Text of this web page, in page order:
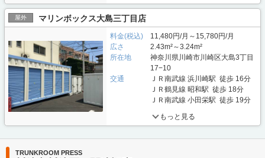
屋外 マリンボックス大島三丁目店
料金(税込)
11,480円/月～15,780円/月
広さ
2.43m²～3.24m²
所在地
神奈川県川崎市川崎区大島3丁目
17−10
交通
ＪＲ南武線 浜川崎駅 徒歩 16分
ＪＲ鶴見線 昭和駅 徒歩 18分
ＪＲ南武線 小田栄駅 徒歩 19分
もっと見る
TRUNKROOM PRESS